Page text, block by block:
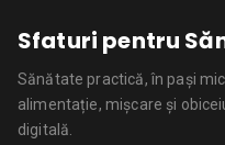
Sfaturi pentru
Sănătate practică, în pași
alimentație, mișcare și
digitală.